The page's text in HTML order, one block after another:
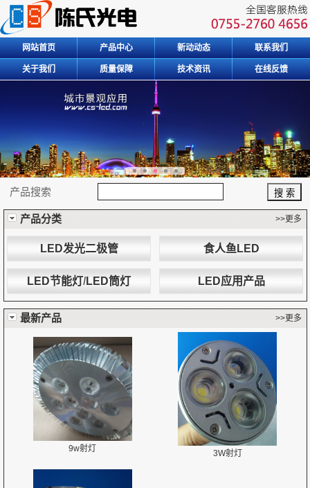
网站首页 产品中心 新动动态 联系我们
关于我们 质量保障 技术资讯 在线反馈
产品搜索
产品分类 >>更多
LED发光二极管 食人鱼LED
LED节能灯/LED筒灯 LED应用产品
最新产品 >>更多
9w射灯 3W射灯